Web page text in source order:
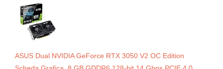
ASUS Dual NVIDIA GeForce RTX 3050 V2 OC Edition